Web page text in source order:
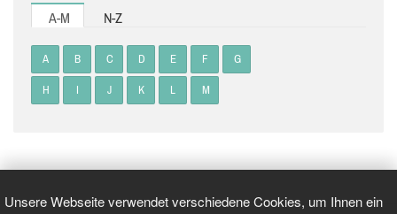
Unsere Webseite verwendet verschiedene Cookies, um Ihnen ein
A-M N-Z
A B C D E F G
H I J K L M